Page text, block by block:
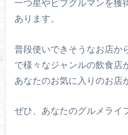
一つ星やビブグルマンを獲
あります。
普段使いできそうなお店か
で様々なジャンルの飲食店
あなたのお気に入りのお店
ぜひ、あなたのグルメライ